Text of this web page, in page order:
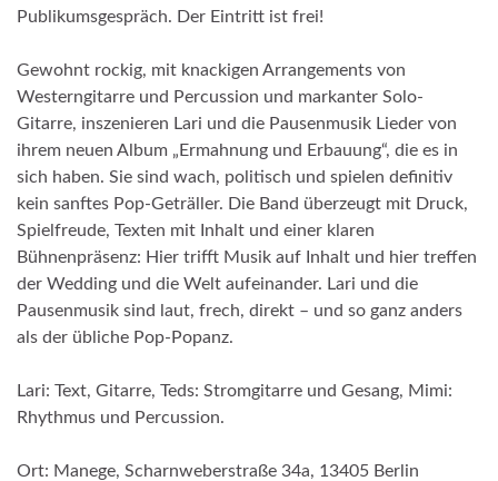
Publikumsgespräch. Der Eintritt ist frei!
Gewohnt rockig, mit knackigen Arrangements von
Westerngitarre und Percussion und markanter Solo-
Gitarre, inszenieren Lari und die Pausenmusik Lieder von
ihrem neuen Album „Ermahnung und Erbauung“, die es in
sich haben. Sie sind wach, politisch und spielen definitiv
kein sanftes Pop-Geträller. Die Band überzeugt mit Druck,
Spielfreude, Texten mit Inhalt und einer klaren
Bühnenpräsenz: Hier trifft Musik auf Inhalt und hier treffen
der Wedding und die Welt aufeinander. Lari und die
Pausenmusik sind laut, frech, direkt – und so ganz anders
als der übliche Pop-Popanz.
Lari: Text, Gitarre, Teds: Stromgitarre und Gesang, Mimi:
Rhythmus und Percussion.
Ort: Manege, Scharnweberstraße 34a, 13405 Berlin